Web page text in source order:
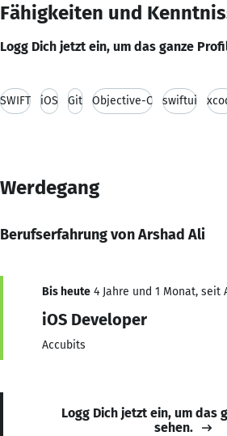
Fähigkeiten und
Logg Dich jetzt ein, um das ganze
SWIFT iOS Git Objective-C swiftui
Werdegang
Berufserfahrung von Arshad Ali
Bis heute 4 Jahre und 1 Monat, seit
iOS Developer
Accubits
Logg Dich jetzt ein, um das
sehen.